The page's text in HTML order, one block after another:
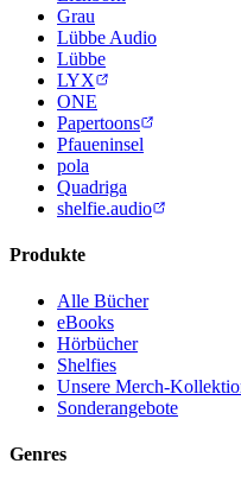
Grau
Lübbe Audio
Lübbe
LYX
ONE
Papertoons
Pfaueninsel
pola
Quadriga
shelfie.audio
Produkte
Alle Bücher
eBooks
Hörbücher
Shelfies
Unsere Merch-
Sonderangebote
Genres